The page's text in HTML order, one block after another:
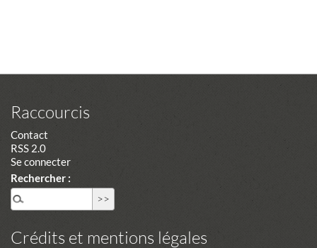
Raccourcis
Contact
RSS 2.0
Se connecter
Rechercher :
Crédits et mentions légales